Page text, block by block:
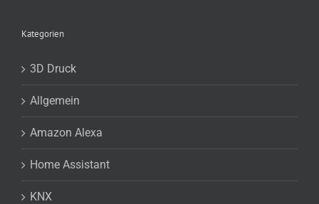
Kategorien
3D Druck
Allgemein
Amazon Alexa
Home Assistant
KNX